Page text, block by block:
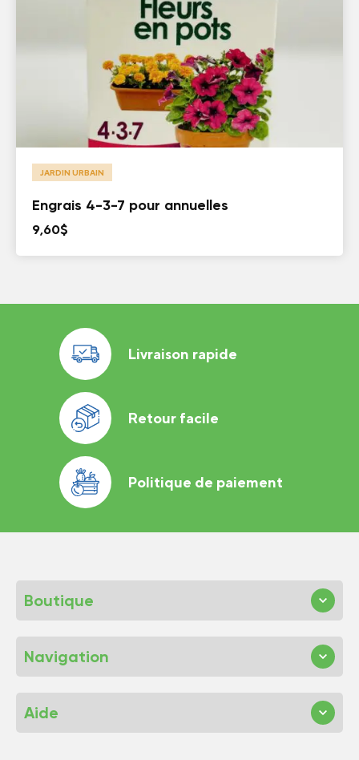
JARDIN URBAIN
Engrais 4-3-7 pour annuelles
9,60$
Livraison rapide
Retour facile
Politique de paiement
Boutique
Navigation
Aide